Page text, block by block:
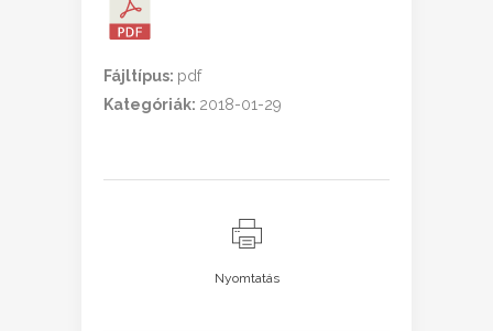
Fájltípus: pdf
Kategóriák: 2018-01-29
Nyomtatás